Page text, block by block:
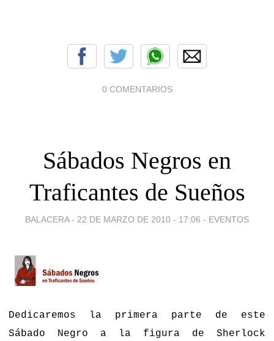
0 COMENTARIOS
Sábados Negros en
Traficantes de Sueños
BALACERA - 22 DE MARZO DE 2010 - 17:06 - EVENTOS
Dedicaremos la primera parte de este
Sábado Negro a la figura de Sherlock